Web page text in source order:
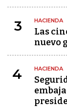
3 HACIENDA
Las
nuevo
4 HACIENDA